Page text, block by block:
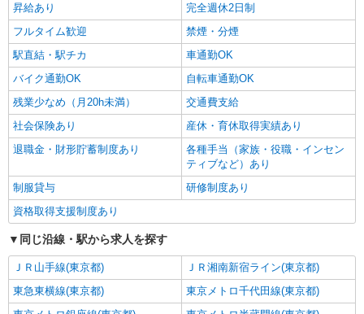
昇給あり
完全週休2日制
フルタイム歓迎
禁煙・分煙
駅直結・駅チカ
車通勤OK
バイク通勤OK
自転車通勤OK
残業少なめ（月20h未満）
交通費支給
社会保険あり
産休・育休取得実績あり
退職金・財形貯蓄制度あり
各種手当（家族・役職・インセン
ティブなど）あり
制服貸与
研修制度あり
資格取得支援制度あり
同じ沿線・駅から求人を探す
ＪＲ山手線(東京都)
ＪＲ湘南新宿ライン(東京都)
東急東横線(東京都)
東京メトロ千代田線(東京都)